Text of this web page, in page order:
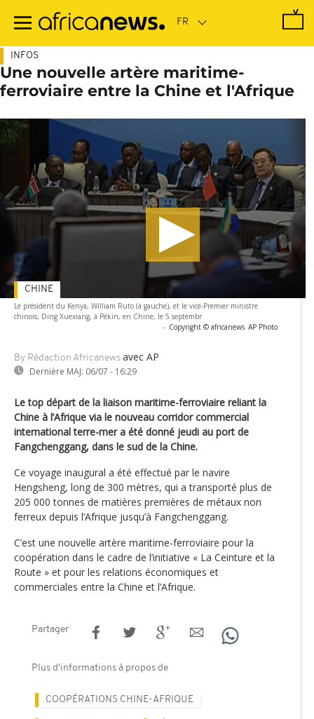
contenu
INFOS
Une nouvelle artère maritime-
ferroviaire entre la Chine et l'Afrique
Le président du Kenya, William Ruto (à gauche), et le vice-Premier ministre
chinois, Ding Xuexiang, à Pékin, en Chine, le 5 septembr
- Copyright © africanews AP Photo
By Rédaction Africanews avec AP
Dernière MAJ: 06/07 - 16:29
CHINE
Le top départ de la liaison maritime-ferroviaire reliant la
Chine à l’Afrique via le nouveau corridor commercial
international terre-mer a été donné jeudi au port de
Fangchenggang, dans le sud de la Chine.
Ce voyage inaugural a été effectué par le navire
Hengsheng, long de 300 mètres, qui a transporté plus de
205 000 tonnes de matières premières de métaux non
ferreux depuis l’Afrique jusqu’à Fangchenggang.
C’est une nouvelle artère maritime-ferroviaire pour la
coopération dans le cadre de l’initiative « La Ceinture et la
Route » et pour les relations économiques et
commerciales entre la Chine et l’Afrique.
Partager
Plus d'informations à propos de
COOPÉRATIONS CHINE-AFRIQUE